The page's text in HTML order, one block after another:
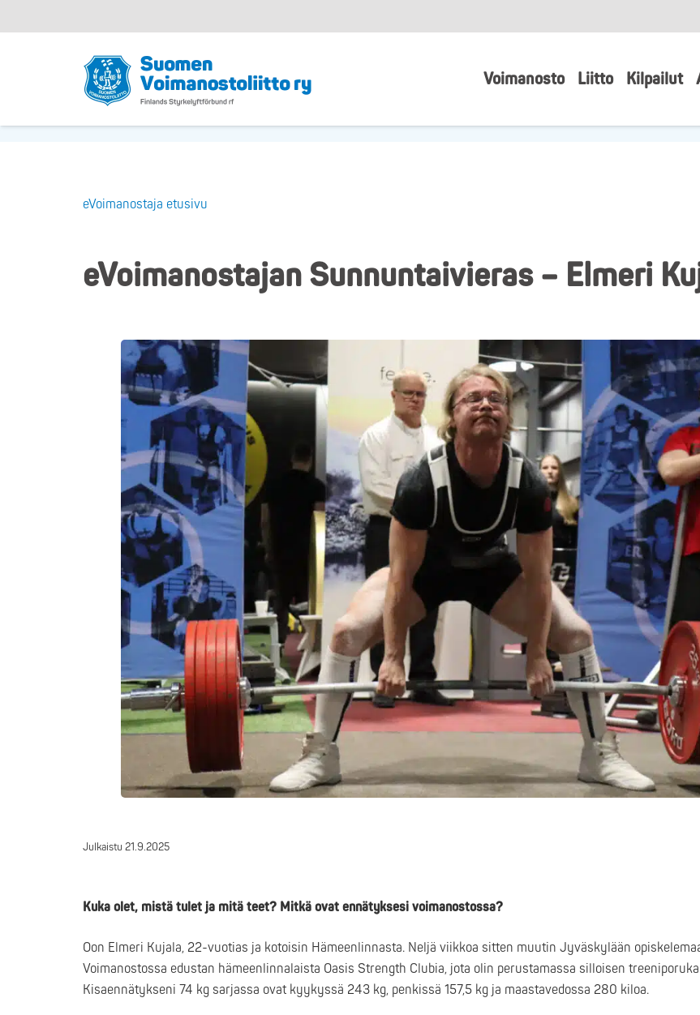
Voimanosto Liitto Kilpailut
eVoimanostaja etusivu
eVoimanostajan Sunnuntaivieras – Elmeri
Julkaistu 21.9.2025
Kuka olet, mistä tulet ja mitä teet? Mitkä ovat ennätyksesi voimanostossa?
Oon Elmeri Kujala, 22-vuotias ja kotoisin Hämeenlinnasta. Neljä viikkoa sitten muutin Jyväskylään
Voimanostossa edustan hämeenlinnalaista Oasis Strength Clubia, jota olin perustamassa silloisen
Kisaennätykseni 74 kg sarjassa ovat kyykyssä 243 kg, penkissä 157,5 kg ja maastavedossa 280 kiloa.